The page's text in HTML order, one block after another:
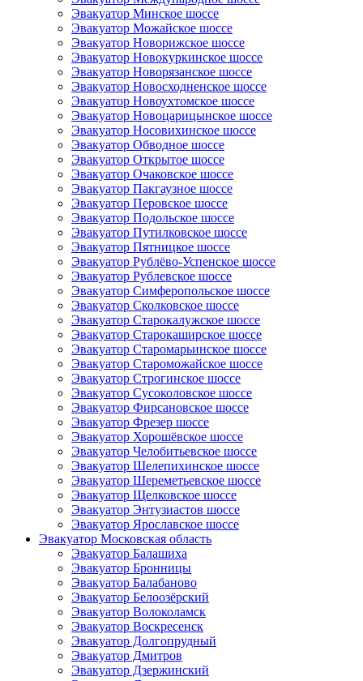
Эвакуатор Минское шоссе
Эвакуатор Можайское шоссе
Эвакуатор Новорижское шоссе
Эвакуатор Новокуркинское шоссе
Эвакуатор Новорязанское шоссе
Эвакуатор Новосходненское шоссе
Эвакуатор Новоухтомское шоссе
Эвакуатор Новоцарицынское шоссе
Эвакуатор Носовихинское шоссе
Эвакуатор Обводное шоссе
Эвакуатор Открытое шоссе
Эвакуатор Очаковское шоссе
Эвакуатор Пакгаузное шоссе
Эвакуатор Перовское шоссе
Эвакуатор Подольское шоссе
Эвакуатор Путилковское шоссе
Эвакуатор Пятницкое шоссе
Эвакуатор Рублёво-Успенское шоссе
Эвакуатор Рублевское шоссе
Эвакуатор Симферопольское шоссе
Эвакуатор Сколковское шоссе
Эвакуатор Старокалужское шоссе
Эвакуатор Старокаширское шоссе
Эвакуатор Старомарьинское шоссе
Эвакуатор Староможайское шоссе
Эвакуатор Строгинское шоссе
Эвакуатор Сусоколовское шоссе
Эвакуатор Фирсановское шоссе
Эвакуатор Фрезер шоссе
Эвакуатор Хорошёвское шоссе
Эвакуатор Челобитьевское шоссе
Эвакуатор Шелепихинское шоссе
Эвакуатор Шереметьевское шоссе
Эвакуатор Щелковское шоссе
Эвакуатор Энтузиастов шоссе
Эвакуатор Ярославское шоссе
Эвакуатор Московская область
Эвакуатор Балашиха
Эвакуатор Бронницы
Эвакуатор Балабаново
Эвакуатор Белоозёрский
Эвакуатор Волоколамск
Эвакуатор Воскресенск
Эвакуатор Долгопрудный
Эвакуатор Дмитров
Эвакуатор Дзержинский